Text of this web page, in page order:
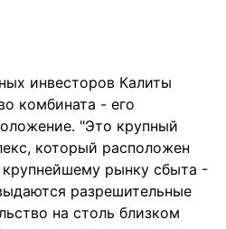
инвесторов Калиты
комбината - его
"Это крупный
который расположен
рынку сбыта -
разрешительные
на столь близком